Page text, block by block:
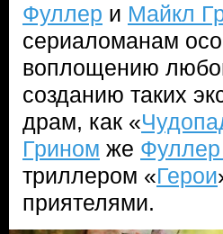
Фуллер и Майкл
сериаломанам
воплощению
созданию таких
драм, как «
Грином же Фуллер
триллером «Герои
приятелями.